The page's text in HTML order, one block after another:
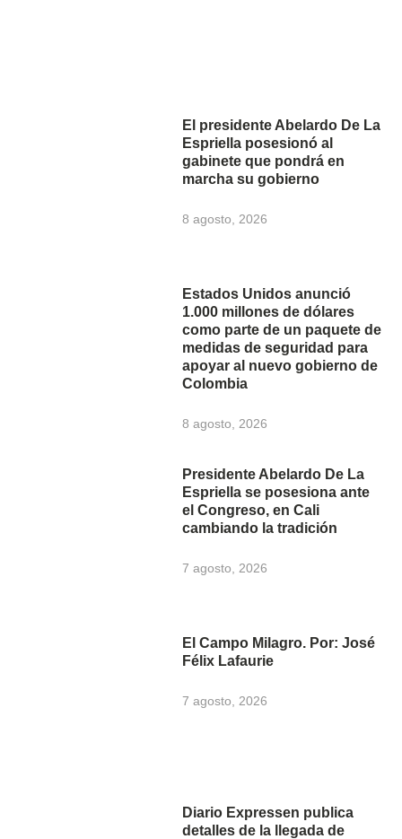
El presidente Abelardo De La
Espriella posesionó al
gabinete que pondrá en
marcha su gobierno
8 agosto, 2026
Estados Unidos anunció
1.000 millones de dólares
como parte de un paquete de
medidas de seguridad para
apoyar al nuevo gobierno de
Colombia
8 agosto, 2026
Presidente Abelardo De La
Espriella se posesiona ante
el Congreso, en Cali
cambiando la tradición
7 agosto, 2026
El Campo Milagro. Por: José
Félix Lafaurie
7 agosto, 2026
Diario Expressen publica
detalles de la llegada de